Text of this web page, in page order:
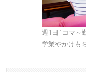
週1日1コマ～
学業やかけも